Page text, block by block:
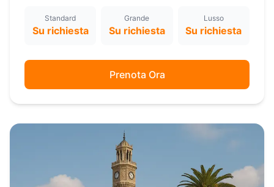
Standard
Su richiesta
Grande
Su richiesta
Lusso
Su richiesta
Prenota Ora